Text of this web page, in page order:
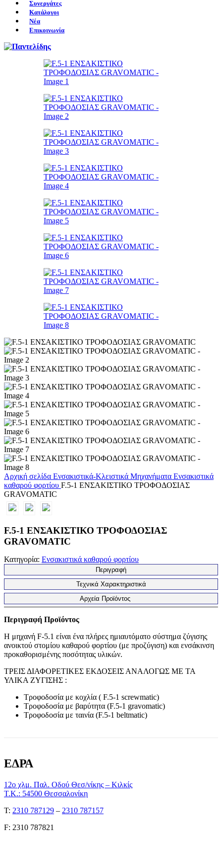
Συνεργάτες
Κατάλογοι
Νέα
Επικοινωνία
Αρχική σελίδα Ενσακιστικά-Κλειστικά Μηχανήματα Ενσακιστικά
καθαρού φορτίου F.5-1 ΕΝΣΑΚΙΣΤΙΚΟ ΤΡΟΦΟΔΟΣΙΑΣ
GRAVOMATIC
F.5-1 ΕΝΣΑΚΙΣΤΙΚΟ ΤΡΟΦΟΔΟΣΙΑΣ
GRAVOMATIC
Κατηγορία: Ενσακιστικά καθαρού φορτίου
Περιγραφή
Τεχνικά Χαρακτηριστικά
Αρχεία Προϊόντος
Περιγραφή Προϊόντος
Η μηχανή F-5.1 είναι ένα πλήρες ημιαυτόματο σύστημα ζύγισης
ανοικτού στομίου καθαρού φορτίου (με προζύγιση) και ενσάκινση
προκαθορισμένης ποσότητας υλικών.
ΤΡΕΙΣ ΔΙΑΦΟΡΕΤΙΚΕΣ ΕΚΔΟΣΕΙΣ ΑΝΑΛΟΓΩΣ ΜΕ ΤΑ
ΥΛΙΚΑ ΖΥΓΙΣΗΣ :
Τροφοδοσία με κοχλία ( F.5-1 screwmatic)
Τροφοδοσία με βαρύτητα (F.5-1 gravomatic)
Τροφοδοσία με ταινία (F.5-1 beltmatic)
ΕΔΡΑ
12ο χλμ. Παλ. Οδού Θεσ/νίκης – Κιλκίς
Τ.Κ.: 54500 Θεσσαλονίκη
Τ: 2310 787129 – 2310 787157
F: 2310 787821